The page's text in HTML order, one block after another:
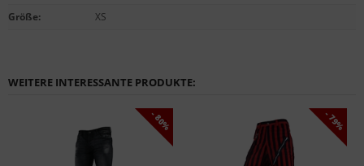
Größe: XS
WEITERE INTERESSANTE PRODUKTE:
- 80% - 79%